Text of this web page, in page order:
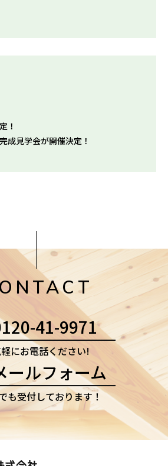
！
成見学会が開催決定！
CONTACT
41-9971
にお電話ください!
ールフォーム
も受付しております！